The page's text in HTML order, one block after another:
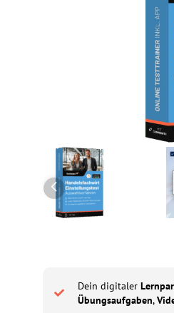
Dein digitaler
Übungsaufgaben,